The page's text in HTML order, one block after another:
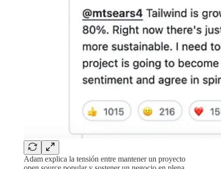
Adam explica la tensión entre mantener un proyecto